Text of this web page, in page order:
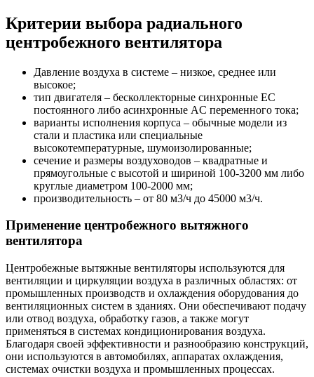
Критерии выбора радиального
центробежного вентилятора
Давление воздуха в системе – низкое, среднее или
высокое;
тип двигателя – бесколлекторные синхронные EC
постоянного либо асинхронные AC переменного тока;
варианты исполнения корпуса – обычные модели из
стали и пластика или специальные
высокотемпературные, шумоизолированные;
сечение и размеры воздуховодов – квадратные и
прямоугольные с высотой и шириной 100-3200 мм либо
круглые диаметром 100-2000 мм;
производительность – от 80 м3/ч до 45000 м3/ч.
Применение центробежного вытяжного
вентилятора
Центробежные вытяжные вентиляторы используются для
вентиляции и циркуляции воздуха в различных областях: от
промышленных производств и охлаждения оборудования до
вентиляционных систем в зданиях. Они обеспечивают подачу
или отвод воздуха, обработку газов, а также могут
применяться в системах кондиционирования воздуха.
Благодаря своей эффективности и разнообразию конструкций,
они используются в автомобилях, аппаратах охлаждения,
системах очистки воздуха и промышленных процессах.